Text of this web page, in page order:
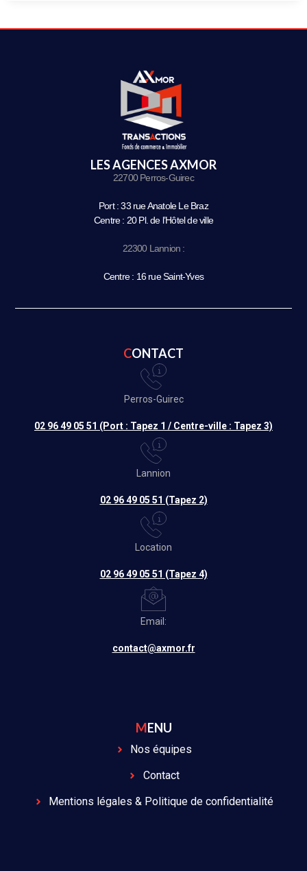
LES AGENCES AXMOR
22700 Perros-Guirec
Port : 33 rue Anatole Le Braz
Centre : 20 Pl. de l’Hôtel de ville
22300 Lannion :
Centre : 16 rue Saint-Yves
CONTACT
Perros-Guirec
02 96 49 05 51 (Port : Tapez 1 / Centre-ville : Tapez 3)
Lannion
02 96 49 05 51 (Tapez 2)
Location
02 96 49 05 51 (Tapez 4)
Email:
contact@axmor.fr
MENU
Nos équipes
Contact
Mentions légales & Politique de confidentialité